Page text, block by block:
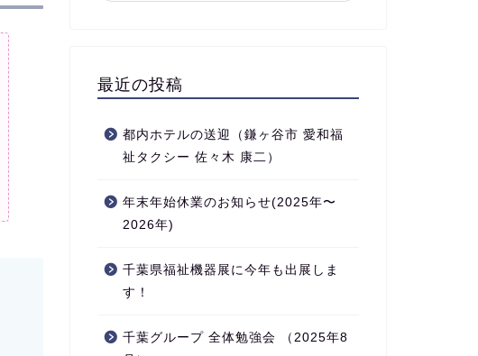
最近の投稿
都内ホテルの送迎（鎌ヶ谷市 愛和福
祉タクシー 佐々木 康二）
年末年始休業のお知らせ(2025年〜
2026年)
千葉県福祉機器展に今年も出展しま
す！
千葉グループ 全体勉強会 （2025年8